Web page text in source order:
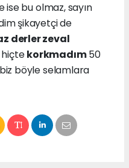
bu olmaz, sayın
şikayetçi de
derler zeval
korkmadım50
böyle selamlara